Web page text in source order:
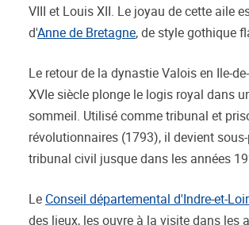
VIII et Louis XII. Le joyau de cette aile
d'Anne de Bretagne, de style gothique
Le retour de la dynastie Valois en Ile-
XVIe siècle plonge le logis royal dans
sommeil. Utilisé comme tribunal et
révolutionnaires (1793), il devient
tribunal civil jusque dans les années
Le Conseil départemental d'Indre-et-
des lieux, les ouvre à la visite dans les